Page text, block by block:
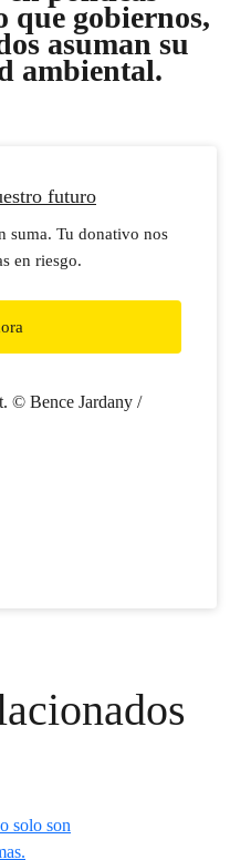
que gobiernos,
asuman su
ambiental.
futuro
suma. Tu donativo nos
en riesgo.